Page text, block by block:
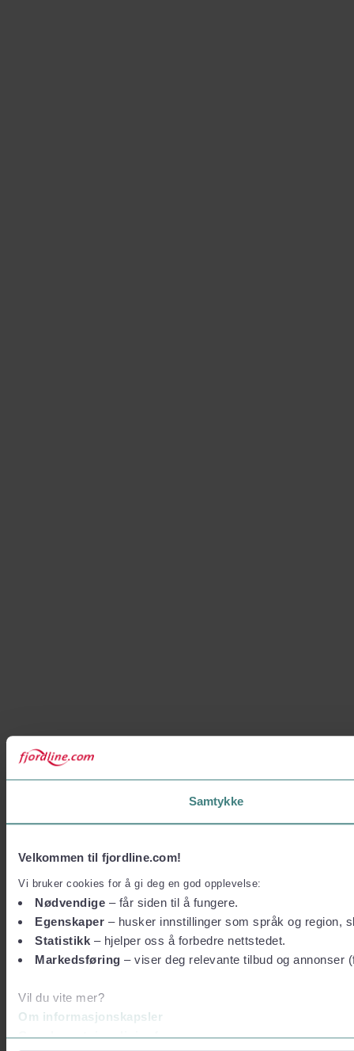
Samtykke
Velkommen til fjordline.com!
Vi bruker cookies for å gi deg en god opplevelse:
Nødvendige – får siden til å fungere.
Egenskaper – husker innstillinger som språk og region,
Statistikk – hjelper oss å forbedre nettstedet.
Markedsføring – viser deg relevante tilbud og annonser
Vil du vite mer?
Om informasjonskapsler
Googles retningslinjer for personvern